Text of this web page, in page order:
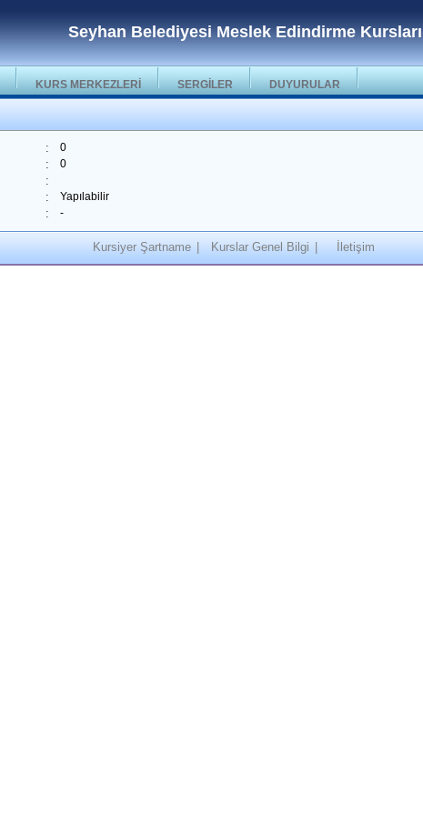
Seyhan Belediyesi Meslek Edindirme Kursları
KURS MERKEZLERİ SERGİLER DUYURULAR
:
0
:
0
:
:
Yapılabilir
: -
Kursiyer Şartname Kurslar Genel Bilgi İletişim